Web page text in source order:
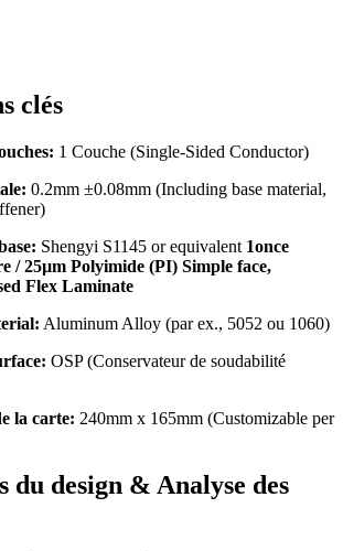
clés
1 Couche (Single-Sided Conductor)
0.2mm ±0.08mm (Including base material,
)
Shengyi S1145 or equivalent 1once
/ 25µm Polyimide (PI) Simple face,
Flex Laminate
: Aluminum Alloy (par ex., 5052 ou 1060)
OSP (Conservateur de soudabilité
la carte: 240mm x 165mm (Customizable per
du design & Analyse des